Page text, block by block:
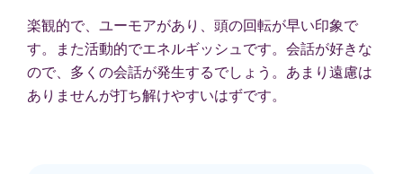
楽観的で、ユーモアがあり、頭の回転が早い印象で
す。また活動的でエネルギッシュです。会話が好きな
ので、多くの会話が発生するでしょう。あまり遠慮は
ありませんが打ち解けやすいはずです。